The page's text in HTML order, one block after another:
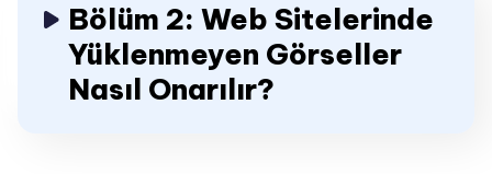
Bölüm 2: Web Sitelerinde
Yüklenmeyen Görseller
Nasıl Onarılır?